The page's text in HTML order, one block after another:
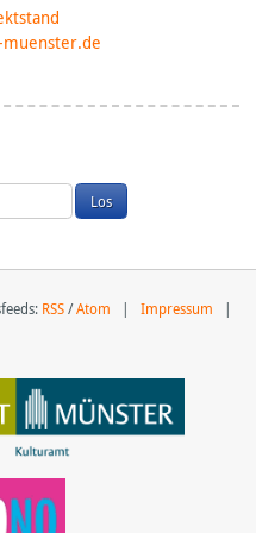
RSS/Atom | Impressum |